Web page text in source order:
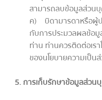
สามารถลบข้อมูลส่วน
ค) บิดามารดาหรือผู้
กับการประมวลผลข้อ
ท่าน ท่านควรติดต่อเรา
ของนโยบายความเป็น
5. การเก็บรักษาข้อมูลส่วน